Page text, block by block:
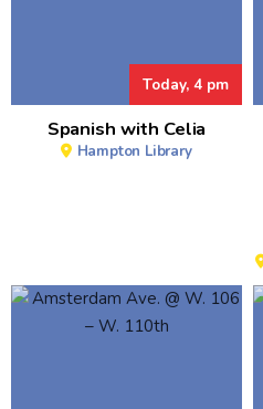
Today, 4 pm
Spanish with Celia
Hampton Library